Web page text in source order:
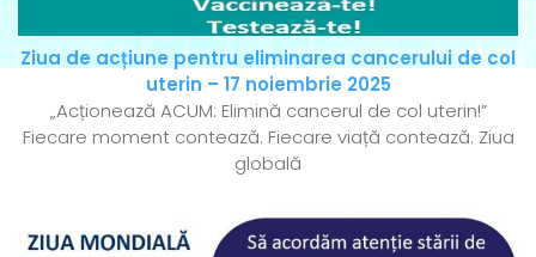
Ziua de acțiune pentru eliminarea cancerului de col
uterin – 17 noiembrie 2025
„Acționează ACUM: Elimină cancerul de col uterin!”
Fiecare moment contează. Fiecare viață contează. Ziua
globală